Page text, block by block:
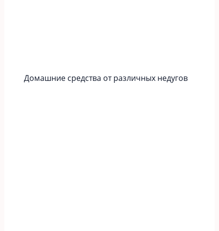
Домашние средства от различных недугов